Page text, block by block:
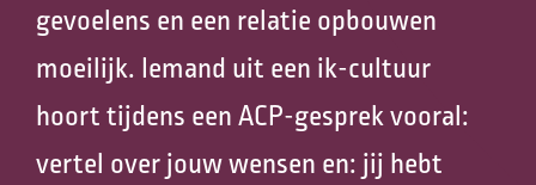
gevoelens en een relatie opbouwen
moeilijk. Iemand uit een ik-cultuur
hoort tijdens een ACP-gesprek vooral:
vertel over jouw wensen en: jij hebt